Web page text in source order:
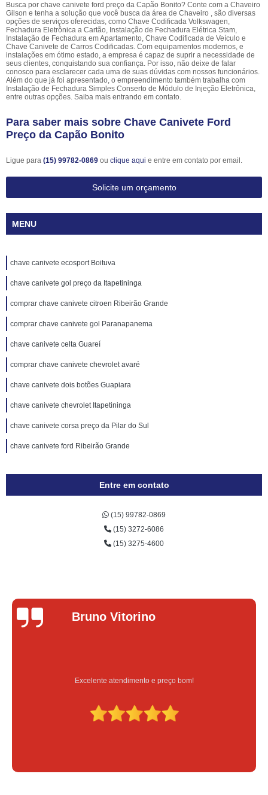
Busca por chave canivete ford preço da Capão Bonito? Conte com a Chaveiro
Gilson e tenha a solução que você busca da área de Chaveiro , são diversas
opções de serviços oferecidas, como Chave Codificada Volkswagen,
Fechadura Eletrônica a Cartão, Instalação de Fechadura Elétrica Stam,
Instalação de Fechadura em Apartamento, Chave Codificada de Veículo e
Chave Canivete de Carros Codificadas. Com equipamentos modernos, e
instalações em ótimo estado, a empresa é capaz de suprir a necessidade de
seus clientes, conquistando sua confiança. Por isso, não deixe de falar
conosco para esclarecer cada uma de suas dúvidas com nossos funcionários.
Além do que já foi apresentado, o empreendimento também trabalha com
Instalação de Fechadura Simples Conserto de Módulo de Injeção Eletrônica,
entre outras opções. Saiba mais entrando em contato.
Para saber mais sobre Chave Canivete Ford
Preço da Capão Bonito
Ligue para (15) 99782-0869 ou clique aqui e entre em contato por email.
Solicite um orçamento
MENU
chave canivete ecosport Boituva
chave canivete gol preço da Itapetininga
comprar chave canivete citroen Ribeirão Grande
comprar chave canivete gol Paranapanema
chave canivete celta Guareí
comprar chave canivete chevrolet avaré
chave canivete dois botões Guapiara
chave canivete chevrolet Itapetininga
chave canivete corsa preço da Pilar do Sul
chave canivete ford Ribeirão Grande
Entre em contato
(15) 99782-0869
(15) 3272-6086
(15) 3275-4600
Bruno Vitorino
Excelente atendimento e preço bom!